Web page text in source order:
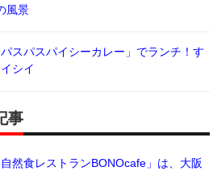
風景
スパスパイシーカレー」でランチ！す
シイ
事
然食レストランBONOcafe」は、大阪